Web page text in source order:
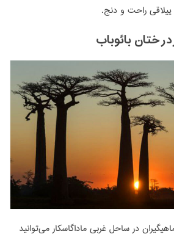
راحت و دنج.
در ساحل غربی ماداگاسکار می‌توانید